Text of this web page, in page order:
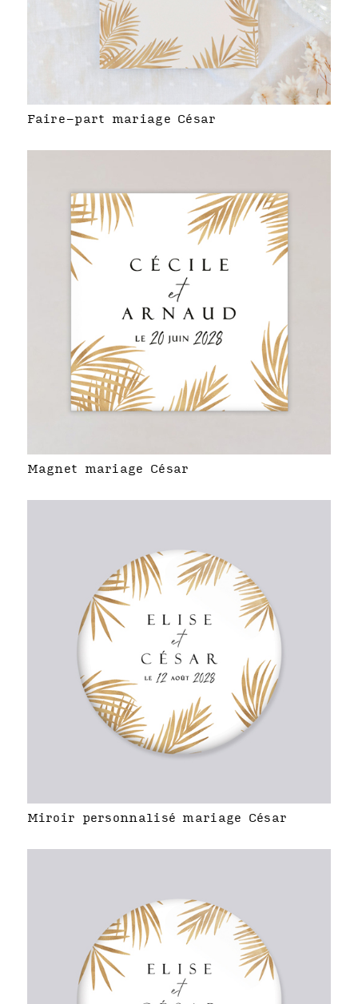
Faire-part mariage César
Magnet mariage César
Miroir personnalisé mariage César